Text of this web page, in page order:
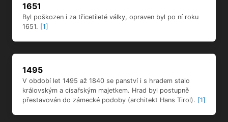
1651
Byl poškozen i za třicetileté války, opraven byl po ní roku
1651. [1]
1495
V období let 1495 až 1840 se panství i s hradem stalo
královským a císařským majetkem. Hrad byl postupně
přestavován do zámecké podoby (architekt Hans Tirol). [1]